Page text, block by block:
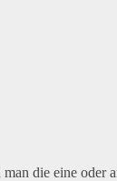
die eine oder